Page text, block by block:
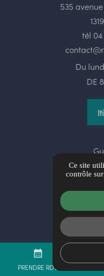
calendar_month
PRENDRE RDV
535
tél
Du
DE
Politique
Ce site
contrôle